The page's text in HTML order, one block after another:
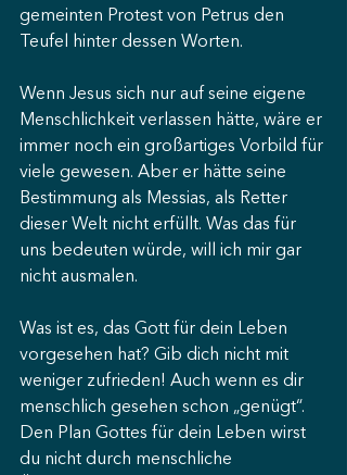
gemeinten Protest von Petrus den
Teufel hinter dessen Worten.
Wenn Jesus sich nur auf seine eigene
Menschlichkeit verlassen hätte, wäre er
immer noch ein großartiges Vorbild für
viele gewesen. Aber er hätte seine
Bestimmung als Messias, als Retter
dieser Welt nicht erfüllt. Was das für
uns bedeuten würde, will ich mir gar
nicht ausmalen.
Was ist es, das Gott für dein Leben
vorgesehen hat? Gib dich nicht mit
weniger zufrieden! Auch wenn es dir
menschlich gesehen schon „genügt“.
Den Plan Gottes für dein Leben wirst
du nicht durch menschliche